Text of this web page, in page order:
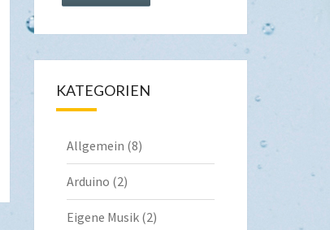
KATEGORIEN
Allgemein (8)
Arduino (2)
Eigene Musik(2)